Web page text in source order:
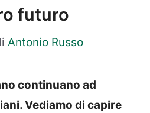
futuro
Antonio Russo
continuano ad
Vediamo di capire